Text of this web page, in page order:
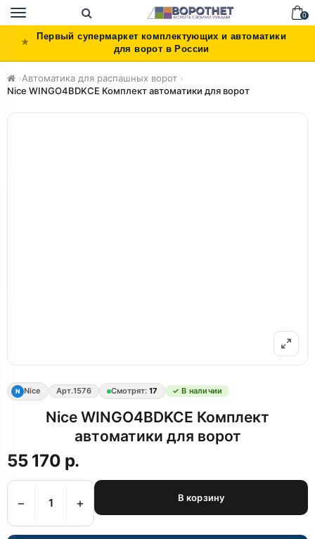
Toggle
navigation
0
Первый супермаркет комплектующих и автоматики
для ворот в России
›Автоматика для распашных ворот ›
Nice WINGO4BDKCE Комплект автоматики для ворот
N Nice Арт.1576 Смотрят: 17 ✓ В наличии
Nice WINGO4BDKCE Комплект
автоматики для ворот
55 170 р.
− + В корзину